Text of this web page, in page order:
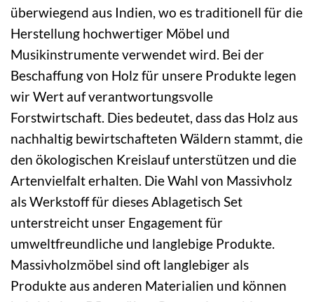
überwiegend aus Indien, wo es traditionell für die
Herstellung hochwertiger Möbel und
Musikinstrumente verwendet wird. Bei der
Beschaffung von Holz für unsere Produkte legen
wir Wert auf verantwortungsvolle
Forstwirtschaft. Dies bedeutet, dass das Holz aus
nachhaltig bewirtschafteten Wäldern stammt, die
den ökologischen Kreislauf unterstützen und die
Artenvielfalt erhalten. Die Wahl von Massivholz
als Werkstoff für dieses Ablagetisch Set
unterstreicht unser Engagement für
umweltfreundliche und langlebige Produkte.
Massivholzmöbel sind oft langlebiger als
Produkte aus anderen Materialien und können